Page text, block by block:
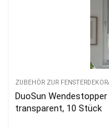
ZUBEHÖR ZUR
DuoSun
transparent, 10 Stück